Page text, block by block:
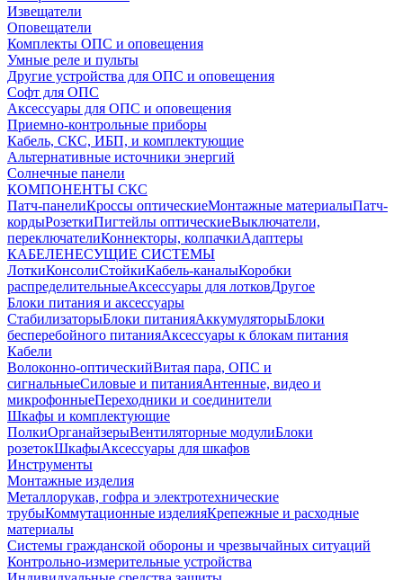
Извещатели
Оповещатели
Комплекты ОПС и оповещения
Умные реле и пульты
Другие устройства для ОПС и оповещения
Софт для ОПС
Аксессуары для ОПС и оповещения
Приемно-контрольные приборы
Кабель, СКС, ИБП, и комплектующие
Альтернативные источники энергий
Солнечные панели
КОМПОНЕНТЫ СКС
Патч-панелиКроссы оптическиеМонтажные материалыПатч-
кордыРозеткиПигтейлы оптическиеВыключатели,
переключателиКоннекторы, колпачкиАдаптеры
КАБЕЛЕНЕСУЩИЕ СИСТЕМЫ
ЛоткиКонсолиСтойкиКабель-каналыКоробки
распределительныеАксессуары для лотковДругое
Блоки питания и аксессуары
СтабилизаторыБлоки питанияАккумуляторыБлоки
бесперебойного питанияАксессуары к блокам питания
Кабели
Волоконно-оптическийВитая пара, ОПС и
сигнальныеСиловые и питанияАнтенные, видео и
микрофонныеПереходники и соединители
Шкафы и комплектующие
ПолкиОрганайзерыВентиляторные модулиБлоки
розетокШкафыАксессуары для шкафов
Инструменты
Монтажные изделия
Металлорукав, гофра и электротехнические
трубыКоммутационные изделияКрепежные и расходные
материалы
Системы гражданской обороны и чрезвычайных ситуаций
Контрольно-измерительные устройства